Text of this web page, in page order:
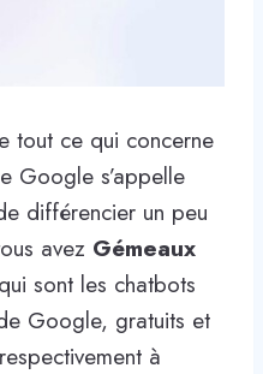
tout ce qui concerne
Google s’appelle
différencier un peu
avez Gémeaux
sont les chatbots
Google, gratuits et
à